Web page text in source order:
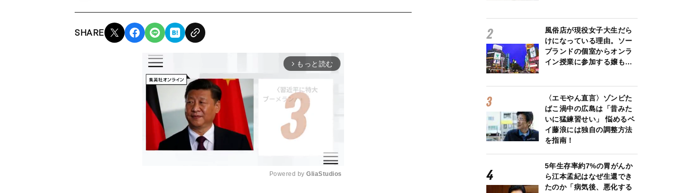
SHARE
arrow_forward_ios もっと読む
Powered by GliaStudios
風俗店が現役女子大生だら
けになっている理由。ソー
プランドの個室からオンラ
イン授業に参加する嬢も…
〈エモやん直言〉ゾンビた
ばこ渦中の広島は「昔みた
いに猛練習せい」 悩めるベ
イ藤浪には独自の調整方法
を指南！
5年生存率約7%の胃がんか
ら江本孟紀はなぜ生還でき
たのか「病気後、悪化する